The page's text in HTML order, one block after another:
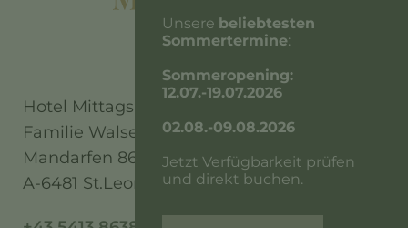
Hotel Mittagskogel
Familie Walser
Mandarfen 86
A-6481 St.Leonhard/Pitztal
Unsere beliebtesten
Sommertermine:
Sommeropening:
12.07.-19.07.2026
02.08.-09.08.2026
Jetzt Verfügbarkeit prüfen
und direkt buchen.